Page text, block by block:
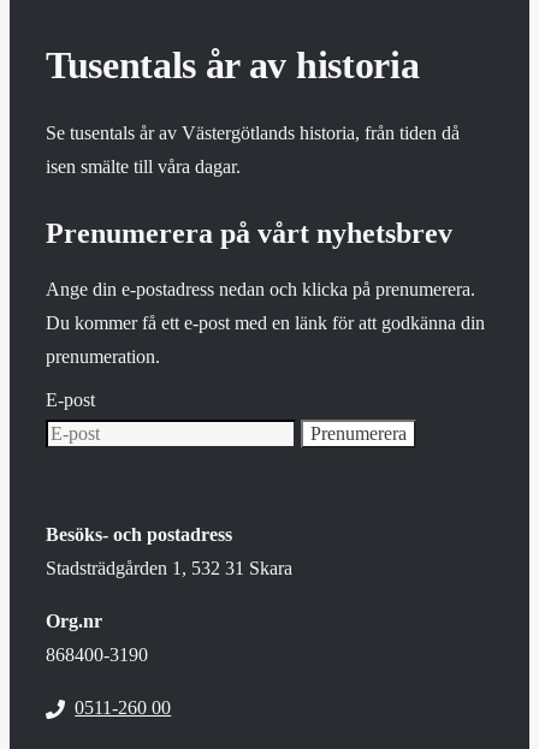
Tusentals år av historia
Se tusentals år av Västergötlands historia, från tiden då
isen smälte till våra dagar.
Prenumerera på vårt nyhetsbrev
Ange din e-postadress nedan och klicka på prenumerera.
Du kommer få ett e-post med en länk för att godkänna din
prenumeration.
E-post
Besöks- och postadress
Stadsträdgården 1, 532 31 Skara
Org.nr
868400-3190
0511-260 00